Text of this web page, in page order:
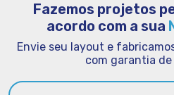
Fazemos projetos
acordo com a sua
Envie seu layout e
com garantia